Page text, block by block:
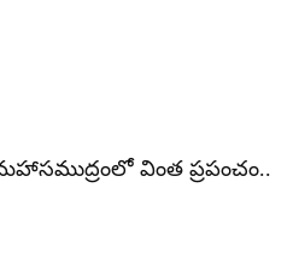
మహాసముద్రంలో వింత ప్రపంచం..